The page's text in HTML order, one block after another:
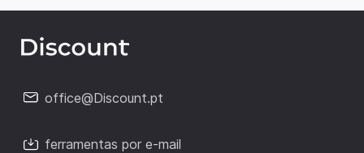
office@Discount.pt
ferramentas por e-mail